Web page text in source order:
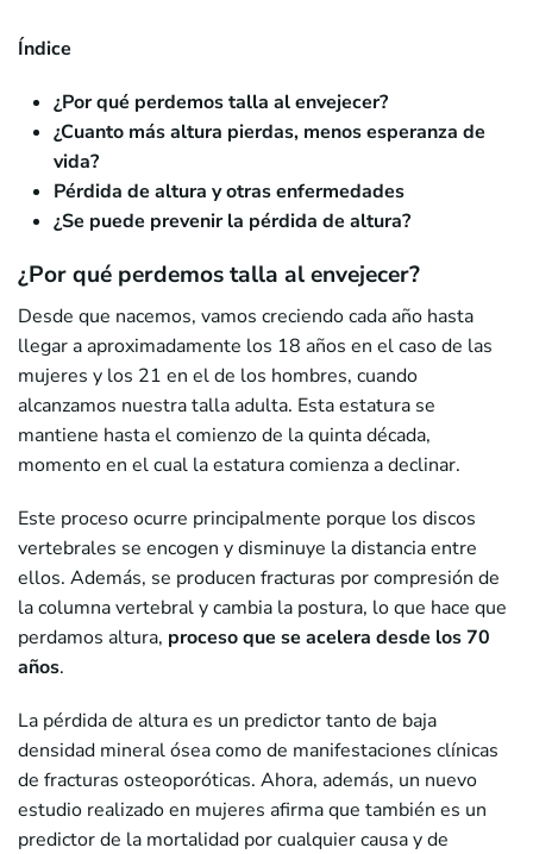
Índice
¿Por qué perdemos talla al envejecer?
¿Cuanto más altura pierdas, menos esperanza de
vida?
Pérdida de altura y otras enfermedades
¿Se puede prevenir la pérdida de altura?
¿Por qué perdemos talla al envejecer?
Desde que nacemos, vamos creciendo cada año hasta
llegar a aproximadamente los 18 años en el caso de las
mujeres y los 21 en el de los hombres, cuando
alcanzamos nuestra talla adulta. Esta estatura se
mantiene hasta el comienzo de la quinta década,
momento en el cual la estatura comienza a declinar.
Este proceso ocurre principalmente porque los discos
vertebrales se encogen y disminuye la distancia entre
ellos. Además, se producen fracturas por compresión de
la columna vertebral y cambia la postura, lo que hace que
perdamos altura, proceso que se acelera desde los 70
años.
La pérdida de altura es un predictor tanto de baja
densidad mineral ósea como de manifestaciones clínicas
de fracturas osteoporóticas. Ahora, además, un nuevo
estudio realizado en mujeres afirma que también es un
predictor de la mortalidad por cualquier causa y de